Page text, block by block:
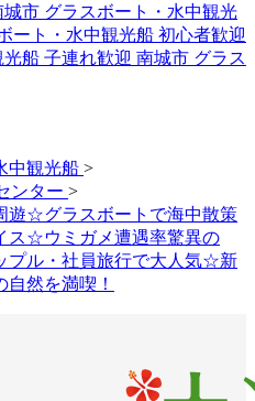
城市 グラスボート・水中観光
ート・水中観光船 初心者歓迎
船 子連れ歓迎 南城市 グラス
中観光船 >
ンター >
遊☆グラスボートで海中散策
ス☆ウミガメ遭遇率驚異の
プル・社員旅行で大人気☆新
然を満喫！